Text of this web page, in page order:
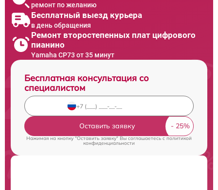
ремонт по желанию
Бесплатный выезд курьера
в день обращения
Ремонт второстепенных плат цифрового
пианино
Yamaha CP73 от 35 минут
Бесплатная консультация со
специалистом
Оставить заявку
Нажимая на кнопку "Оставить заявку" Вы соглашаетесь cполитикой
конфиденциальности